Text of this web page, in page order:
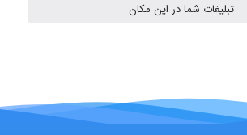
Hasan haghparast
تبلیغات شما در این مکان